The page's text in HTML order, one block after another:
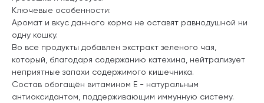
Ключевые особенности:
Аромат и вкус данного корма не оставят равнодушной ни
одну кошку.
Во все продукты добавлен экстракт зеленого чая,
который, благодаря содержанию катехина, нейтрализует
неприятные запахи содержимого кишечника.
Состав обогащён витамином Е - натуральным
антиоксидантом, поддерживающим иммунную систему.